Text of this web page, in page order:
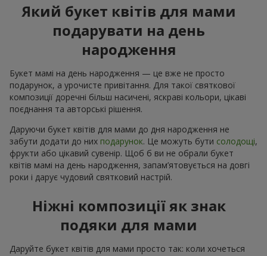
Який букет квітів для мами
подарувати на день
народження
Букет мамі на день народження — це вже не просто
подарунок, а урочисте привітання. Для такої святкової
композиції доречні більш насичені, яскраві кольори, цікаві
поєднання та авторські рішення.
Даруючи букет квітів для мами до дня народження не
забути додати до них подарунок. Це можуть бути солодощі,
фрукти або цікавий сувенір. Щоб б ви не обрали букет
квітів мамі на день народження, запам’ятовується на довгі
роки і дарує чудовий святковий настрій.
Ніжні композиції як знак
подяки для мами
Даруйте букет квітів для мами просто так: коли хочеться